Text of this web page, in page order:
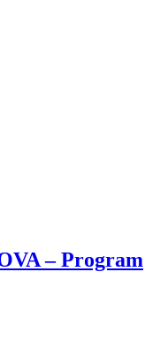
– Program